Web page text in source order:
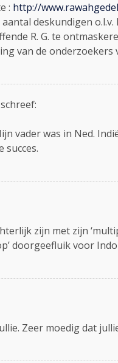
: http://
deskundigen
R. G. te
van de
schreef:
vader was in Ned.
succes.
zijn met zijn
doorgeefluik voor
Zeer moedig dat